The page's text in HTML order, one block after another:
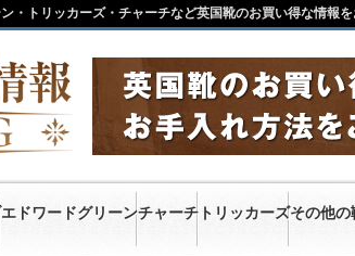
エドワードグリーンチャーチ トリッカーズその他の
・トリッカーズ・チャーチなど英国靴のお買い得な情報